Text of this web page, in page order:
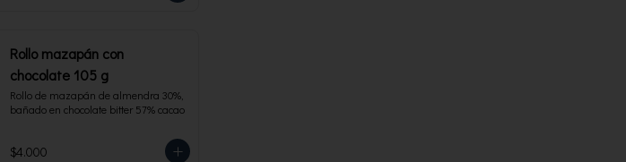
Rollo mazapán con
chocolate 105 g
Rollo de mazapán de almendra 30%,
bañado en chocolate bitter 57% cacao
$4.000